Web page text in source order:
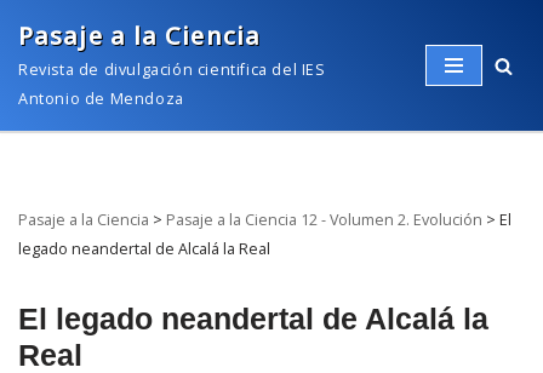
Saltar
al
Pasaje a la Ciencia
Revista de divulgación cientifica del IES
Antonio de Mendoza
Pasaje a la Ciencia > Pasaje a la Ciencia 12 - Volumen 2. Evolución > El
legado neandertal de Alcalá la Real
El legado neandertal de Alcalá la
Real